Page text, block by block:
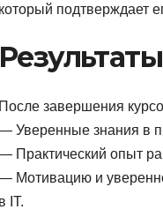
который подтверждает
После завершения
Уверенные знания в
Практический опыт
Мотивацию и
в IT.